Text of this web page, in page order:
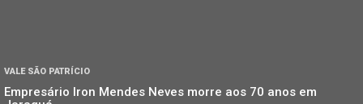
VALE SÃO PATRÍCIO
Empresário Iron Mendes Neves morre aos 70 anos em